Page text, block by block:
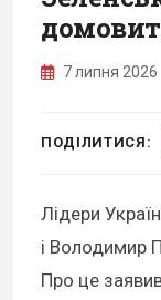
7 липня 2026
ПОДІЛИТИСЯ:
Лідери
і Володимир
Про це